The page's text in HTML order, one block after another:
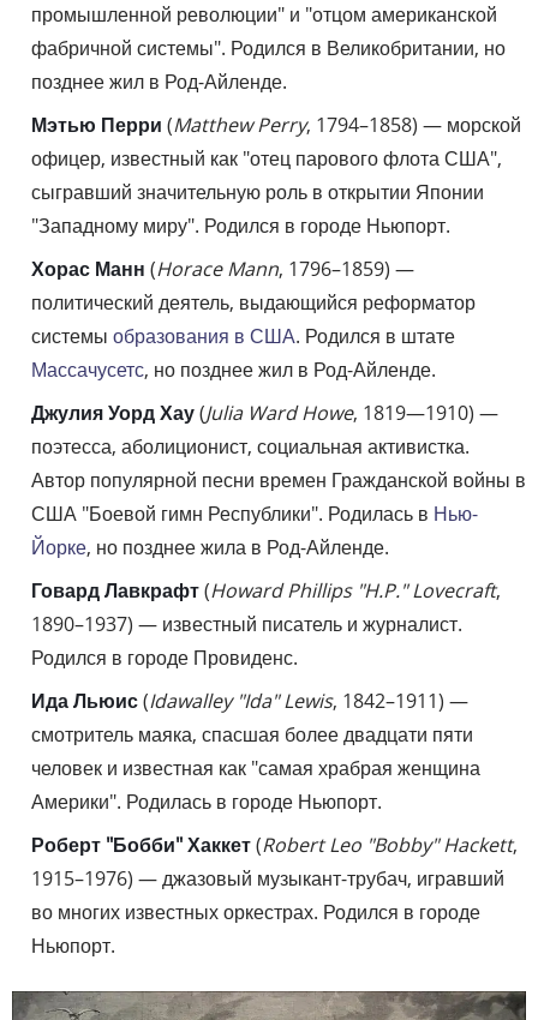
промышленной революции" и "отцом американской
фабричной системы". Родился в Великобритании, но
позднее жил в Род-Айленде.
Мэтью Перри (Matthew Perry, 1794–1858) — морской
офицер, известный как "отец парового флота США",
сыгравший значительную роль в открытии Японии
"Западному миру". Родился в городе Ньюпорт.
Хорас Манн (Horace Mann, 1796–1859) —
политический деятель, выдающийся реформатор
системы образования в США. Родился в штате
Массачусетс, но позднее жил в Род-Айленде.
Джулия Уорд Хау(Julia Ward Howe, 1819—1910) —
поэтесса, аболиционист, социальная активистка.
Автор популярной песни времен Гражданской войны в
США "Боевой гимн Республики". Родилась в Нью-
Йорке, но позднее жила в Род-Айленде.
Говард Лавкрафт(Howard Phillips "H.P." Lovecraft,
1890–1937) — известный писатель и журналист.
Родился в городе Провиденс.
Ида Льюис(Idawalley "Ida" Lewis, 1842–1911) —
смотритель маяка, спасшая более двадцати пяти
человек и известная как "самая храбрая женщина
Америки". Родилась в городе Ньюпорт.
Роберт "Бобби" Хаккет(Robert Leo "Bobby" Hackett,
1915–1976) — джазовый музыкант-трубач, игравший
во многих известных оркестрах. Родился в городе
Ньюпорт.